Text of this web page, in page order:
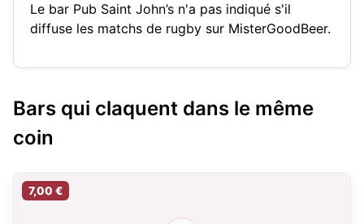
Le bar Pub Saint John’s n'a pas indiqué s'il
diffuse les matchs de rugby sur MisterGoodBeer.
Bars qui claquent dans le même
coin
7,00 €